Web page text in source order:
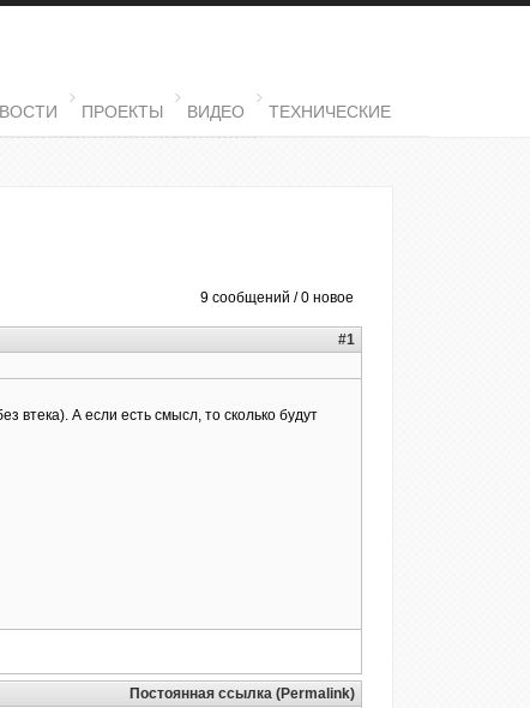
ПРОЕКТЫ ВИДЕО ТЕХНИЧЕСКИЕ
9 сообщений / 0 новое
#1
втека). А если есть смысл, то сколько будут
Постоянная ссылка (Permalink)